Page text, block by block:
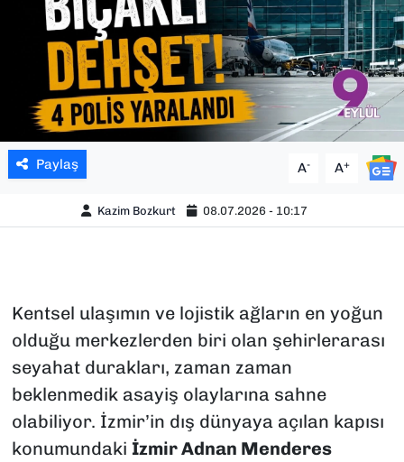
Paylaş A- A+
Kazim Bozkurt 08.07.2026 - 10:17
Kentsel ulaşımın ve lojistik ağların en yoğun
olduğu merkezlerden biri olan şehirlerarası
seyahat durakları, zaman zaman
beklenmedik asayiş olaylarına sahne
olabiliyor. İzmir’in dış dünyaya açılan kapısı
konumundaki İzmir Adnan Menderes